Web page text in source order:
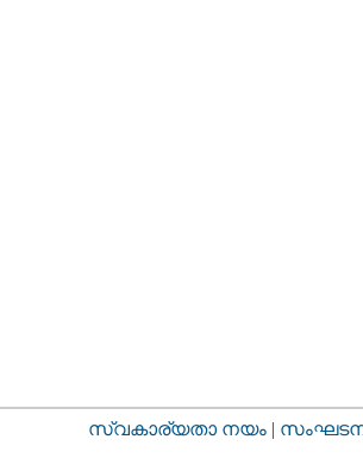
സ്വകാര്യതാ നയം |